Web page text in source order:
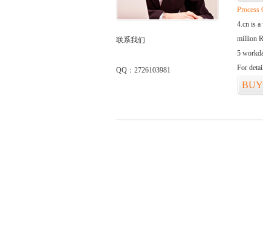
联系我们
QQ：2726103981
Process
4.cn is a
million
5
For